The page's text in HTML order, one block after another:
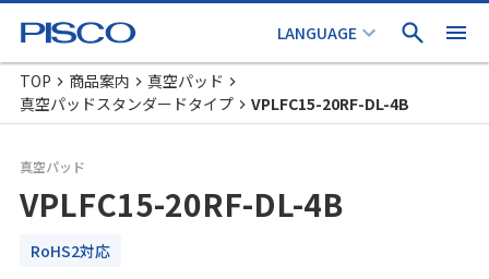
TOP 商品案内
真空パッド
真空パッドスタンダードタイプ
VPLFC15-20RF-DL-4B
真空パッド
VPLFC15-20RF-DL-4B
RoHS2対応